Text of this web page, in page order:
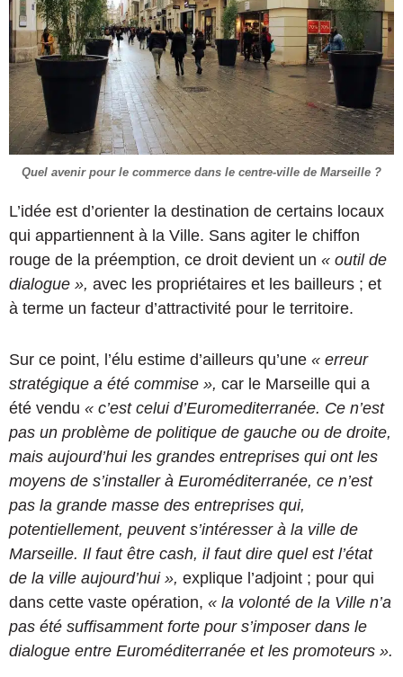
Quel avenir pour le commerce dans le centre-ville de Marseille ?
L’idée est d’orienter la destination de certains locaux
qui appartiennent à la Ville. Sans agiter le chiffon
rouge de la préemption, ce droit devient un « outil de
dialogue », avec les propriétaires et les bailleurs ; et
à terme un facteur d’attractivité pour le territoire.
Sur ce point, l’élu estime d’ailleurs qu’une « erreur
stratégique a été commise », car le Marseille qui a
été vendu « c’est celui d’Euromediterranée. Ce n’est
pas un problème de politique de gauche ou de droite,
mais aujourd’hui les grandes entreprises qui ont les
moyens de s’installer à Euroméditerranée, ce n’est
pas la grande masse des entreprises qui,
potentiellement, peuvent s’intéresser à la ville de
Marseille. Il faut être cash, il faut dire quel est l’état
de la ville aujourd’hui », explique l’adjoint ; pour qui
dans cette vaste opération, « la volonté de la Ville n’a
pas été suffisamment forte pour s’imposer dans le
dialogue entre Euroméditerranée et les promoteurs ».